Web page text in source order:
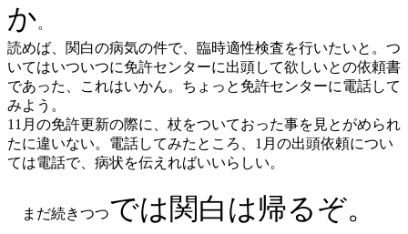
か。
読めば、関白の病気の件で、臨時適性検査を行いたいと。つ
いてはいついつに免許センターに出頭して欲しいとの依頼書
であった、これはいかん。ちょっと免許センターに電話して
みよう。
11月の免許更新の際に、杖をついておった事を見とがめられ
たに違いない。電話してみたところ、1月の出頭依頼につい
ては電話で、病状を伝えればいいらしい。
まだ続きつつでは関白は帰るぞ。